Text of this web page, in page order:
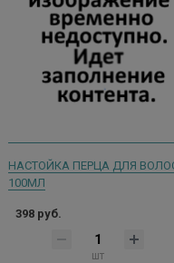
НАСТОЙКА ПЕРЦА ДЛЯ
100МЛ
398 руб.
шт